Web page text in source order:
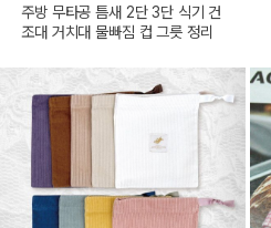
주방 무타공 틈새 2단 3단 식기 건
조대 거치대 물빠짐 컵 그릇 정리